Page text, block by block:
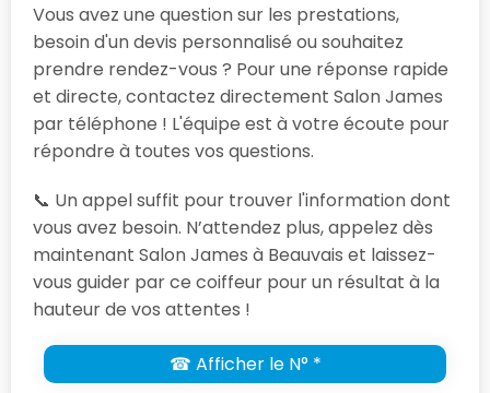
Vous avez une question sur les prestations,
besoin d'un devis personnalisé ou souhaitez
prendre rendez-vous ? Pour une réponse rapide
et directe, contactez directement Salon James
par téléphone ! L'équipe est à votre écoute pour
répondre à toutes vos questions.
📞 Un appel suffit pour trouver l'information dont
vous avez besoin. N’attendez plus, appelez dès
maintenant Salon James à Beauvais et laissez-
vous guider par ce coiffeur pour un résultat à la
hauteur de vos attentes !
☎ Afficher le N° *